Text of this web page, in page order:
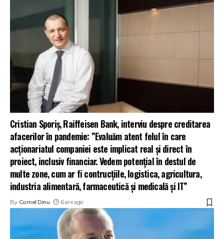
Cristian Sporiș, Raiffeisen Bank, interviu despre creditarea
afacerilor în pandemie: ”Evaluăm atent felul în care
acționariatul companiei este implicat real și direct în
proiect, inclusiv financiar. Vedem potențial în destul de
multe zone, cum ar fi contrucțiile, logistica, agricultura,
industria alimentară, farmaceutică și medicală și IT”
By Cornel Dinu 6 ani ago